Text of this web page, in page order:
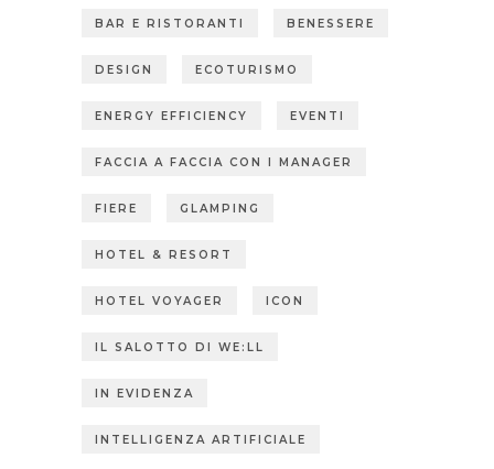
BAR E RISTORANTI BENESSERE
DESIGN ECOTURISMO
ENERGY EFFICIENCY EVENTI
FACCIA A FACCIA CON I MANAGER
FIERE GLAMPING
HOTEL & RESORT
HOTEL VOYAGER ICON
IL SALOTTO DI WE:LL
IN EVIDENZA
INTELLIGENZA ARTIFICIALE